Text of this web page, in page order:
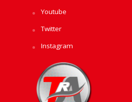
Youtube
Twitter
Instagram